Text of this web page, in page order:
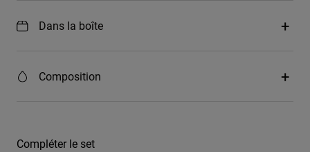
Dans la boîte
Composition
Compléter le set